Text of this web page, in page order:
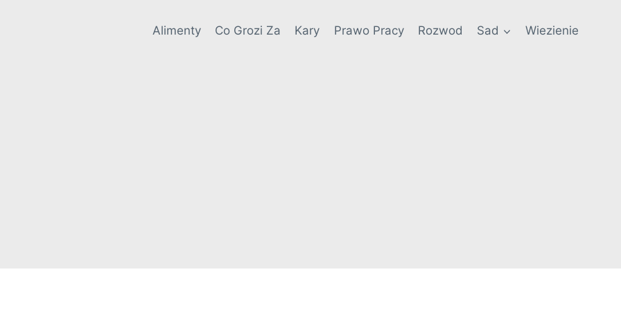
Alimenty Co Grozi Za Kary Prawo Pracy Rozwod Sad Wiezienie